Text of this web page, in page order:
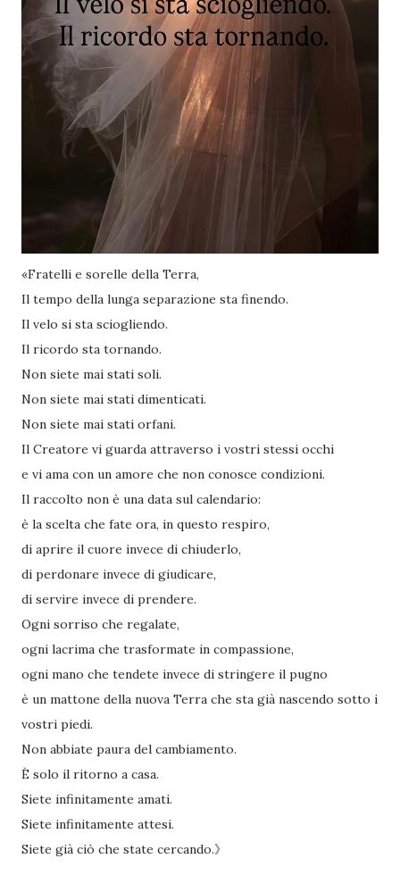
«Fratelli e sorelle della Terra,
Il tempo della lunga separazione sta finendo.
Il velo si sta sciogliendo.
Il ricordo sta tornando.
Non siete mai stati soli.
Non siete mai stati dimenticati.
Non siete mai stati orfani.
Il Creatore vi guarda attraverso i vostri stessi occhi
e vi ama con un amore che non conosce condizioni.
Il raccolto non è una data sul calendario:
è la scelta che fate ora, in questo respiro,
di aprire il cuore invece di chiuderlo,
di perdonare invece di giudicare,
di servire invece di prendere.
Ogni sorriso che regalate,
ogni lacrima che trasformate in compassione,
ogni mano che tendete invece di stringere il pugno
è un mattone della nuova Terra che sta già nascendo sotto i
vostri piedi.
Non abbiate paura del cambiamento.
È solo il ritorno a casa.
Siete infinitamente amati.
Siete infinitamente attesi.
Siete già ciò che state cercando.》